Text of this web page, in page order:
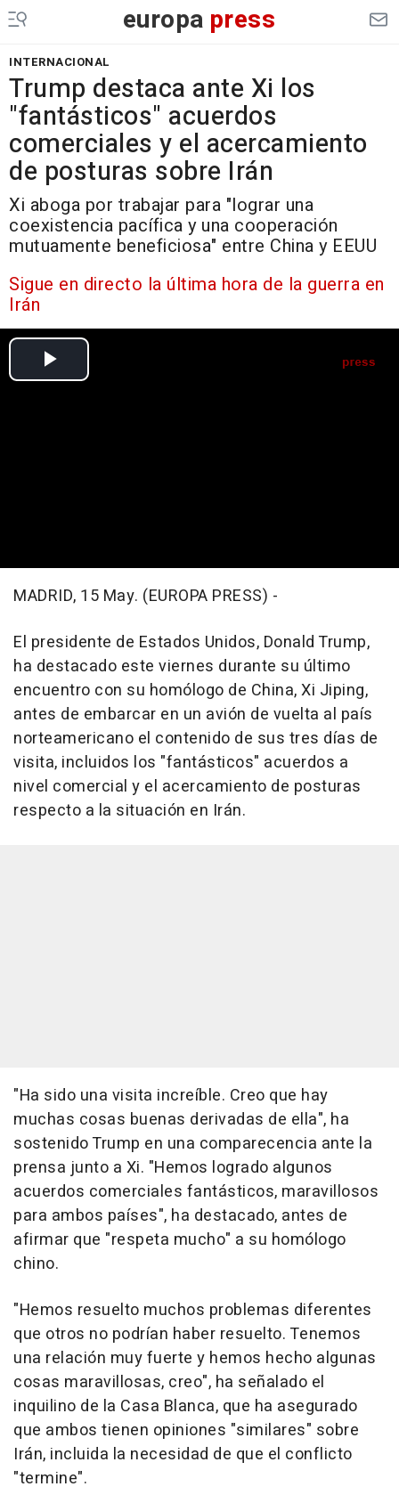
europa press
INTERNACIONAL
Trump destaca ante Xi los
"fantásticos" acuerdos
comerciales y el acercamiento
de posturas sobre Irán
Xi aboga por trabajar para "lograr una
coexistencia pacífica y una cooperación
mutuamente beneficiosa" entre China y EEUU
Sigue en directo la última hora de la guerra en
Irán
MADRID, 15 May. (EUROPA PRESS) -
El presidente de Estados Unidos, Donald Trump,
ha destacado este viernes durante su último
encuentro con su homólogo de China, Xi Jiping,
antes de embarcar en un avión de vuelta al país
norteamericano el contenido de sus tres días de
visita, incluidos los "fantásticos" acuerdos a
nivel comercial y el acercamiento de posturas
respecto a la situación en Irán.
"Ha sido una visita increíble. Creo que hay
muchas cosas buenas derivadas de ella", ha
sostenido Trump en una comparecencia ante la
prensa junto a Xi. "Hemos logrado algunos
acuerdos comerciales fantásticos, maravillosos
para ambos países", ha destacado, antes de
afirmar que "respeta mucho" a su homólogo
chino.
"Hemos resuelto muchos problemas diferentes
que otros no podrían haber resuelto. Tenemos
una relación muy fuerte y hemos hecho algunas
cosas maravillosas, creo", ha señalado el
inquilino de la Casa Blanca, que ha asegurado
que ambos tienen opiniones "similares" sobre
Irán, incluida la necesidad de que el conflicto
"termine".